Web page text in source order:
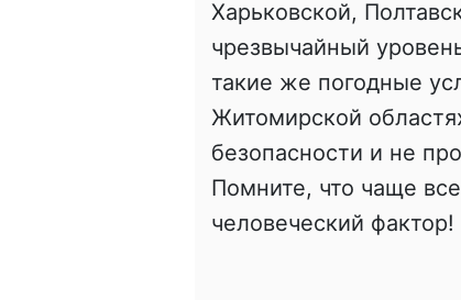
Харьковской,
чрезвычайный
такие же погодные
Житомирской
безопасности и не
Помните, что чаще
человеческий фактор!